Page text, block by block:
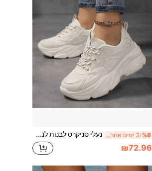
%8 3 ימים אחרונים נעלי סניקרס לבנות לנשים מרשת נושמת, סוליה עבה מעלה גובה, קלות משקל, רב-שימושיות, נעלי הליכה ספורטיביות יומיומיות
₪72.96